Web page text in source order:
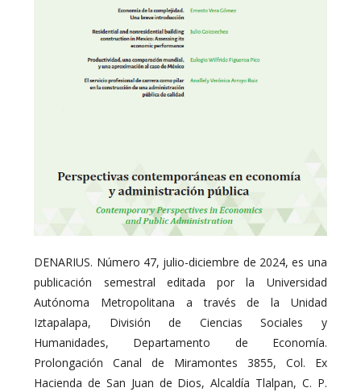
DENARIUS. Número 47, julio-diciembre de 2024, es una
publicación semestral editada por la Universidad
Autónoma Metropolitana a través de la Unidad
Iztapalapa, División de Ciencias Sociales y
Humanidades, Departamento de Economía.
Prolongación Canal de Miramontes 3855, Col. Ex
Hacienda de San Juan de Dios, Alcaldía Tlalpan, C. P.